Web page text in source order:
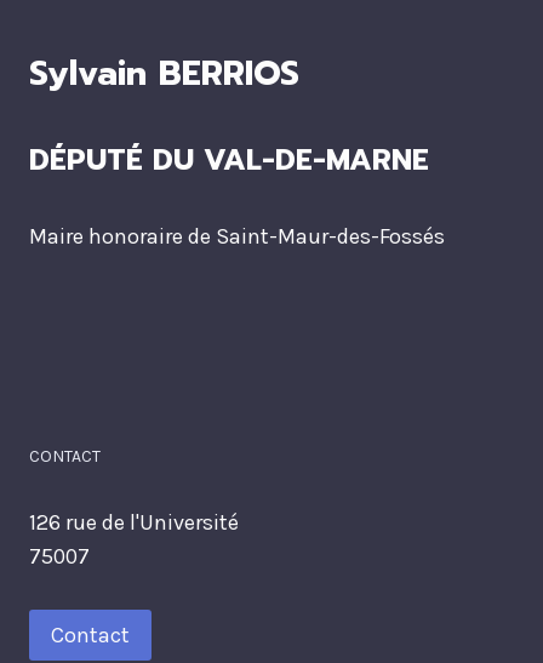
Sylvain BERRIOS
DÉPUTÉ DU VAL-DE-MARNE
Maire honoraire de Saint-Maur-des-Fossés
CONTACT
126 rue de l'Université
75007
Contact